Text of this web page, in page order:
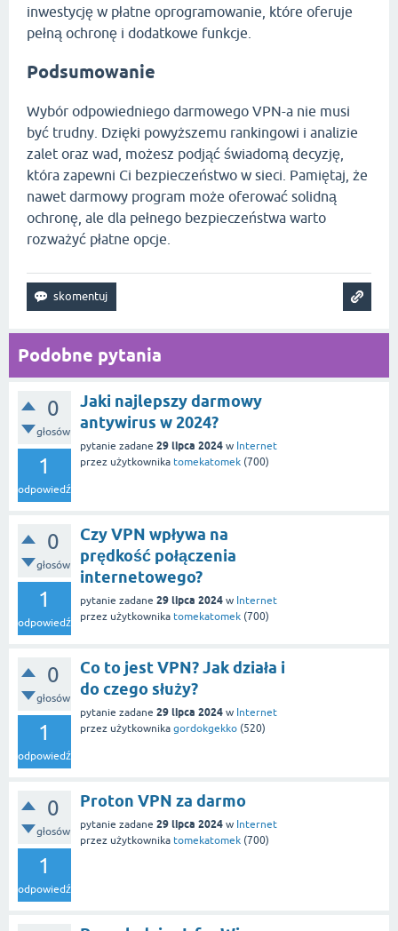
inwestycję w płatne oprogramowanie, które oferuje
pełną ochronę i dodatkowe funkcje.
Podsumowanie
Wybór odpowiedniego darmowego VPN-a nie musi
być trudny. Dzięki powyższemu rankingowi i analizie
zalet oraz wad, możesz podjąć świadomą decyzję,
która zapewni Ci bezpieczeństwo w sieci. Pamiętaj, że
nawet darmowy program może oferować solidną
ochronę, ale dla pełnego bezpieczeństwa warto
rozważyć płatne opcje.
Podobne pytania
0
głosów
1
odpowiedź
Jaki najlepszy darmowy
antywirus w 2024?
pytanie zadane 29 lipca 2024 w Internet
przez użytkownika tomekatomek (700)
0
głosów
1
odpowiedź
Czy VPN wpływa na
prędkość połączenia
internetowego?
pytanie zadane 29 lipca 2024 w Internet
przez użytkownika tomekatomek (700)
0
głosów
1
odpowiedź
Co to jest VPN? Jak działa i
do czego służy?
pytanie zadane 29 lipca 2024 w Internet
przez użytkownika gordokgekko (520)
0
głosów
1
odpowiedź
Proton VPN za darmo
pytanie zadane 29 lipca 2024 w Internet
przez użytkownika tomekatomek (700)